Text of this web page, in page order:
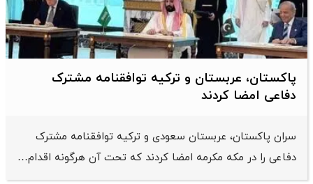
پاکستان، عربستان و ترکیه توافقنامه مشترک
دفاعی امضا کردند
سران پاکستان، عربستان سعودی و ترکیه توافقنامه مشترک
دفاعی را در مکه مکرمه امضا کردند که تحت آن هرگونه اقدام…